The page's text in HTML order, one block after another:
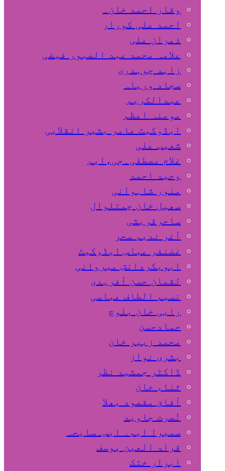
وقار احمد خان۔
احمد علی کورار
ذمران علی
علامہ محمد عبد الصبور فیضی
زاہد چوہدری
سجاد وریاہ
عبدالکریم
مومنہ اعظم
ایڈوکیٹ عامر بشیر انقلابی
شعیب علی
غلام مصطفٰی۔جی،ایم
وحید احمد
منور شاہوانی
سھیل خان چمتلوال
ساحرقریشی
آغر ندیم سحر
غضنفر عباس ایڈوکیٹ
ابوبکردانش میروانی
لقمان حسن آفریدی
نسیم الطاف عباسی
رابی خان بلوچ
حمادحسن
محمد زبیر خان
بشری نواز
ڈاکٹر جمشید نظر
ثناء خان
آفاق مقصود بھلا
نُصرت جاوید
سمیرا ایم۔ ایس۔سایحہ
قراۃ العین یوسف
ابرار خٹک